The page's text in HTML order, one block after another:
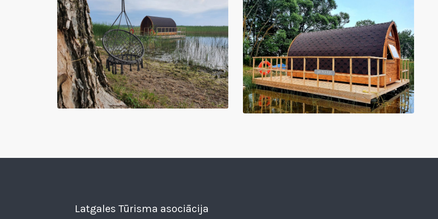
Latgales Tūrisma asociācija